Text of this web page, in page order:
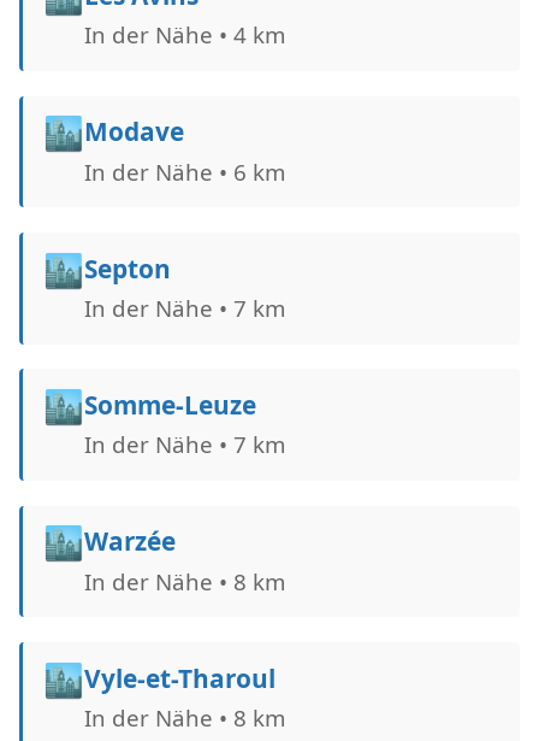
In der Nähe • 4 km
🏙️Modave
In der Nähe • 6 km
🏙️Septon
In der Nähe • 7 km
🏙️Somme-Leuze
In der Nähe • 7 km
🏙️Warzée
In der Nähe • 8 km
🏙️Vyle-et-Tharoul
In der Nähe • 8 km